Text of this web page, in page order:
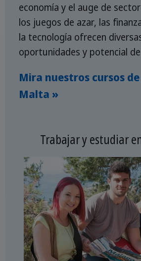
economía y el auge de
los juegos de azar, las
la tecnología ofrecen
oportunidades y potencial
Mira nuestros cursos
Malta »
Trabajar y estudiar